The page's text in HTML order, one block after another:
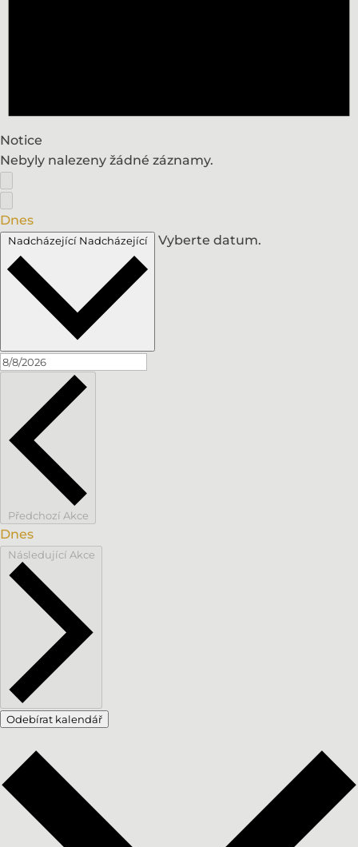
Notice
Nebyly nalezeny žádné záznamy.
Dnes
Nadcházející Nadcházející Vyberte datum.
Předchozí Akce
Dnes
Následující Akce
Odebírat kalendář